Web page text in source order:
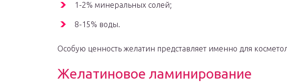
1-2% минеральных солей;
8-15% воды.
Особую ценность желатин представляет именно для
Желатиновое ламинирование